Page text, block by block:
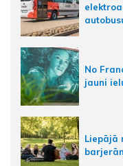
No
jauni
Liepājā